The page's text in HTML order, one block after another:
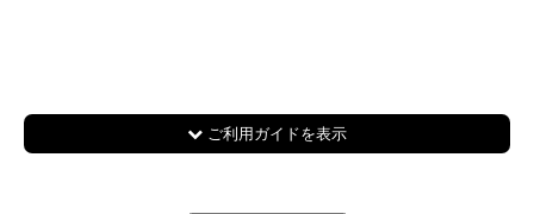
ご利用ガイドを表示